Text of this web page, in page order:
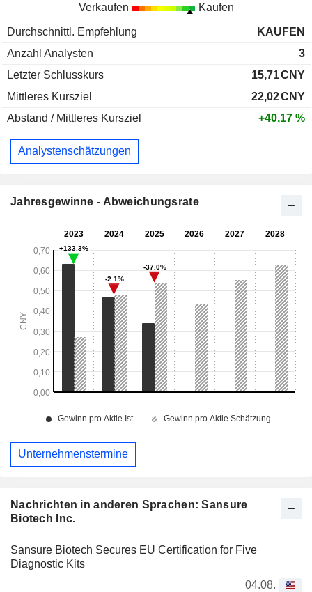
Nachrichten in anderen Sprachen: Sansure
Biotech Inc.
Sansure Biotech Secures EU Certification for Five
Diagnostic Kits
04.08.
Verkaufen Kaufen
Durchschnittl. Empfehlung
KAUFEN
Anzahl Analysten
3
Letzter Schlusskurs
15,71CNY
Mittleres Kursziel
22,02CNY
Abstand / Mittleres Kursziel
+40,17 %
Analystenschätzungen
Jahresgewinne - Abweichungsrate
Unternehmenstermine